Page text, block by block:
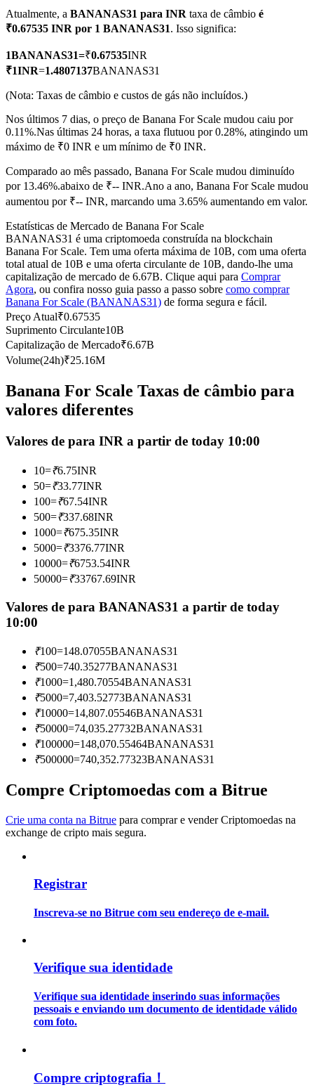
Futuros de USDC
Copiar Trading
Junte-se aos principais traders
Torne-se um Trader de Cópias
Desfrute da partilha de lucros e comissões de copy trading
Análise de big data, incluindo informações comerciais, etc.
Guia para iniciantes em futuros
Estratégias de negociação
Aprenda como se manter lucrativo
Atualmente, a BANANAS31 para INR taxa de câmbio é
₹0.67535 INR por 1 BANANAS31. Isso significa:
1BANANAS31=₹0.67535INR
₹1INR=1.4807137BANANAS31
(Nota: Taxas de câmbio e custos de gás não incluídos.)
Nos últimos 7 dias, o preço de Banana For Scale mudou caiu por
0.11%.Nas últimas 24 horas, a taxa flutuou por 0.28%, atingindo um
máximo de ₹0 INR e um mínimo de ₹0 INR.
Comparado ao mês passado, Banana For Scale mudou diminuído
por 13.46%.abaixo de ₹-- INR.Ano a ano, Banana For Scale mudou
aumentou por ₹-- INR, marcando uma 3.65% aumentando em valor.
Estatísticas de Mercado de Banana For Scale
BANANAS31 é uma criptomoeda construída na blockchain
Banana For Scale. Tem uma oferta máxima de 10B, com uma oferta
total atual de 10B e uma oferta circulante de 10B, dando-lhe uma
capitalização de mercado de 6.67B. Clique aqui para Comprar
Agora, ou confira nosso guia passo a passo sobre como comprar
Banana For Scale (BANANAS31) de forma segura e fácil.
Preço Atual₹0.67535
Suprimento Circulante10B
Capitalização de Mercado₹6.67B
Volume(24h)₹25.16M
Banana For Scale Taxas de câmbio para
valores diferentes
Valores de para INR a partir de today 10:00
10=₹6.75INR
50=₹33.77INR
100=₹67.54INR
500=₹337.68INR
1000=₹675.35INR
5000=₹3376.77INR
10000=₹6753.54INR
50000=₹33767.69INR
Valores de para BANANAS31 a partir de today
10:00
₹100=148.07055BANANAS31
₹500=740.35277BANANAS31
₹1000=1,480.70554BANANAS31
₹5000=7,403.52773BANANAS31
₹10000=14,807.05546BANANAS31
₹50000=74,035.27732BANANAS31
₹100000=148,070.55464BANANAS31
₹500000=740,352.77323BANANAS31
Compre Criptomoedas com a Bitrue
Crie uma conta na Bitrue para comprar e vender Criptomoedas na
exchange de cripto mais segura.
Registrar
Inscreva-se no Bitrue com seu endereço de e-mail.
Verifique sua identidade
Verifique sua identidade inserindo suas informações
pessoais e enviando um documento de identidade válido
com foto.
Compre criptografia！